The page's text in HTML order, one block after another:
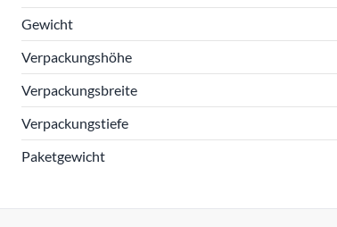
Gewicht
Verpackungshöhe
Verpackungsbreite
Verpackungstiefe
Paketgewicht